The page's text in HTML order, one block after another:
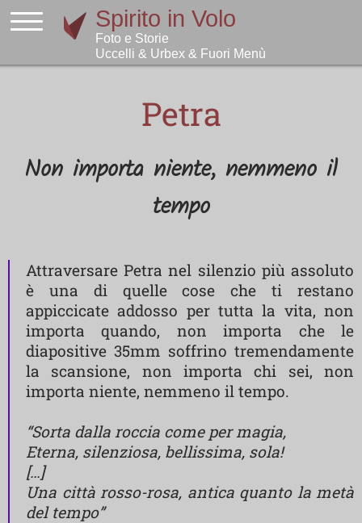
Petra
Non importa niente, nemmeno il
tempo
Attraversare Petra nel silenzio più assoluto
è una di quelle cose che ti restano
appiccicate addosso per tutta la vita, non
importa quando, non importa che le
diapositive 35mm soffrino tremendamente
la scansione, non importa chi sei, non
importa niente, nemmeno il tempo.
“Sorta dalla roccia come per magia,
Eterna, silenziosa, bellissima, sola!
[…]
Una città rosso-rosa, antica quanto la metà
del tempo”